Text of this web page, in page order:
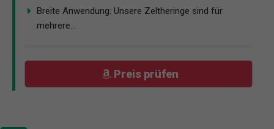
Breite Anwendung: Unsere Zeltheringe sind für
mehrere...
Preis prüfen